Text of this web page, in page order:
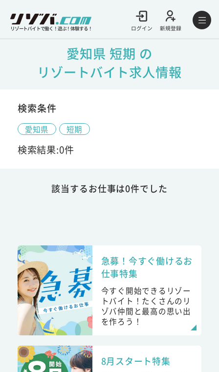
リゾートバイトで働く！遊ぶ！体験する！ ログイン 新規登録
愛知県 短期 の
リゾートバイト求人情報
検索条件
愛知県 短期
検索結果:0件
該当するお仕事は0件でした
急募！今すぐ働けるお
仕事特集
今すぐ開始できるリゾー
トバイト！たくさんのリ
ゾバ仲間と最高の思い出
を作ろう！
8月スタート特集